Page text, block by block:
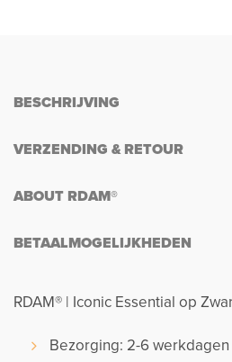
BESCHRIJVING
VERZENDING & RETOUR
ABOUT RDAM®
BETAALMOGELIJKHEDEN
RDAM® | Iconic Essential op
Bezorging: 2-6 werkdagen